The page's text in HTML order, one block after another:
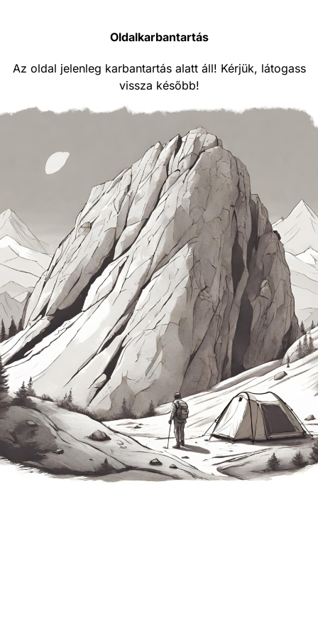
Oldalkarbantartás
Az oldal jelenleg karbantartás alatt áll! Kérjük, látogass
vissza később!